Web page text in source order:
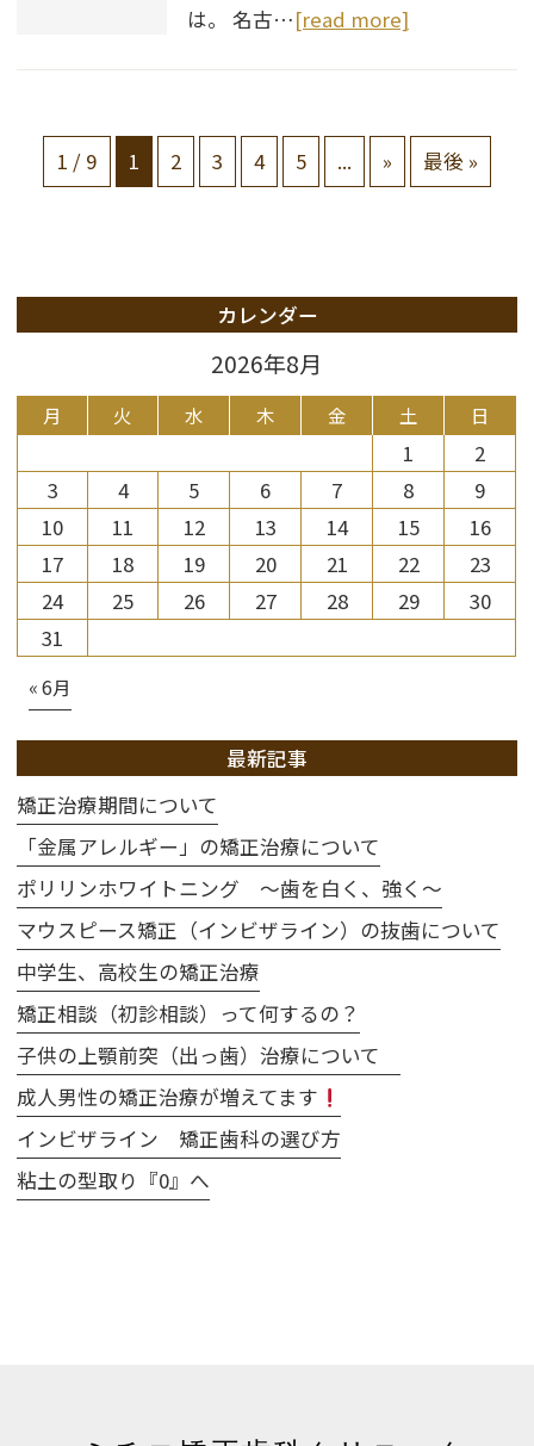
は。 名古…[read more]
1 / 9 1 2 3 4 5 ... » 最後 »
カレンダー
2026年8月
月 火 水 木 金 土 日
1
2
3
4 5 6 7 8
9
10
11 12 13 14 15
16
17
18 19 20 21 22
23
24
25 26 27 28 29
30
31
« 6月
最新記事
矯正治療期間について
「金属アレルギー」の矯正治療について
ポリリンホワイトニング 〜歯を白く、強く〜
マウスピース矯正（インビザライン）の抜歯について
中学生、高校生の矯正治療
矯正相談（初診相談）って何するの？
子供の上顎前突（出っ歯）治療について
成人男性の矯正治療が増えてます
インビザライン 矯正歯科の選び方
粘土の型取り『0』へ